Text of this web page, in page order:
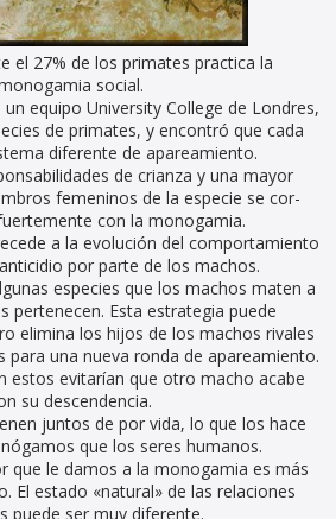
el 27% de los primates practica la
social.
equipo University College de Londres,
de primates, y encontró que cada
diferente de apareamiento.
de crianza y una mayor
femeninos de la especie se cor-
con la monogamia.
a la evolución del comportamiento
por parte de los machos.
especies que los machos maten a
pertenecen. Esta estrategia puede
elimina los hijos de los machos rivales
para una nueva ronda de apareamiento.
estos evitarían que otro macho acabe
su descendencia.
juntos de por vida, lo que los hace
que los seres humanos.
que le damos a la monogamia es más
El estado «natural» de las relaciones
puede ser muy diferente.